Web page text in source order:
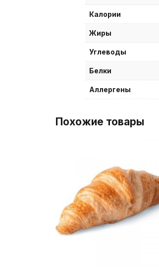
Калории
Жиры
Углеводы
Белки
Аллергены
Похожие товары